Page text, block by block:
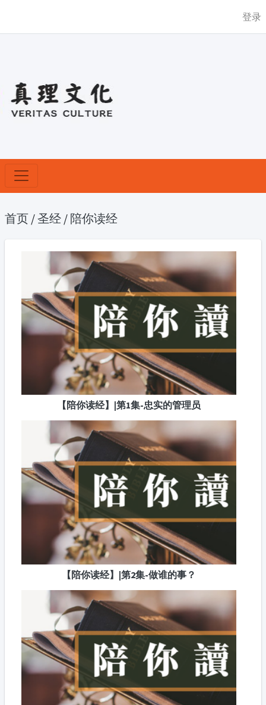
登录
首页 /圣经 / 陪你读经
【陪你读经】|第1集-忠实的管理员
【陪你读经】|第2集-做谁的事？